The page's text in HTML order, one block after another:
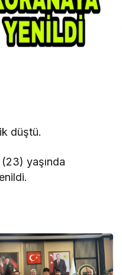
düştü.
(23) yaşında